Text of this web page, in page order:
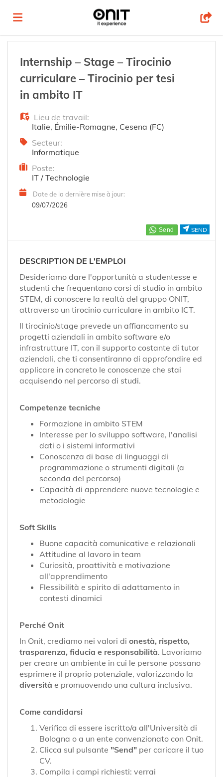
Emplois
Déposez
votre
CV
Connexion
Langue
FR
IT
DE
ES
SEND
Internship – Stage – Tirocinio
curriculare – Tirocinio per tesi
in ambito IT
Lieu de travail:
Italie, Émilie-Romagne, Cesena (FC)
Secteur:
Informatique
Poste:
IT / Technologie
Date de la dernière mise à jour:
09/07/2026
DESCRIPTION DE L'EMPLOI
Desideriamo dare l'opportunità a studentesse e
studenti che frequentano corsi di studio in ambito
STEM, di conoscere la realtà del gruppo ONIT,
attraverso un tirocinio curriculare in ambito ICT.
Il tirocinio/stage prevede un affiancamento su
progetti aziendali in ambito software e/o
infrastrutture IT, con il supporto costante di tutor
aziendali, che ti consentiranno di approfondire ed
applicare in concreto le conoscenze che stai
acquisendo nel percorso di studi.
Competenze tecniche
Formazione in ambito STEM
Interesse per lo sviluppo software, l'analisi
dati o i sistemi informativi
Conoscenza di base di linguaggi di
programmazione o strumenti digitali (a
seconda del percorso)
Capacità di apprendere nuove tecnologie e
metodologie
Soft Skills
Buone capacità comunicative e relazionali
Attitudine al lavoro in team
Curiosità, proattività e motivazione
all'apprendimento
Flessibilità e spirito di adattamento in
contesti dinamici
Perché Onit
In Onit, crediamo nei valori di onestà, rispetto,
trasparenza, fiducia e responsabilità. Lavoriamo
per creare un ambiente in cui le persone possano
esprimere il proprio potenziale, valorizzando la
diversità e promuovendo una cultura inclusiva.
Come candidarsi
Verifica di essere iscritto/a all'Università di
Bologna o a un ente convenzionato con Onit.
Clicca sul pulsante "Send" per caricare il tuo
CV.
Compila i campi richiesti: verrai